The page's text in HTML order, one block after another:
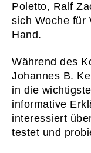
Poletto, Ralf
sich Woche für
Hand.
Während des
Johannes B.
in die
informative
interessiert
testet und